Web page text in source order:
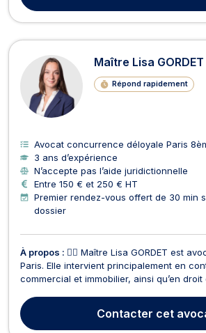
Maître Lisa GORDET
Répond rapidement
Avocat concurrence déloyale Paris
3 ans d’expérience
N’accepte pas l’aide juridictionnelle
Entre 150 € et 250 € HT
Premier rendez-vous offert de 30 min
dossier
À propos : 👩‍⚖️ Maître Lisa GORDET est
Paris. Elle intervient principalement en
commercial et immobilier, ainsi qu’en
expérience, Maître GORDET met ses
au service de ses clients avec rigu...
Contacter cet